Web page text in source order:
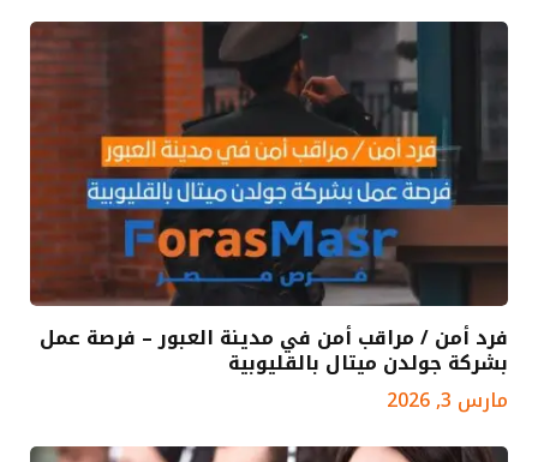
فرد أمن / مراقب أمن في مدينة العبور – فرصة عمل
بشركة جولدن ميتال بالقليوبية
مارس 3, 2026